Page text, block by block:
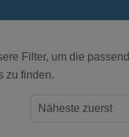
Filter, um die
zu finden.
Näheste zuerst